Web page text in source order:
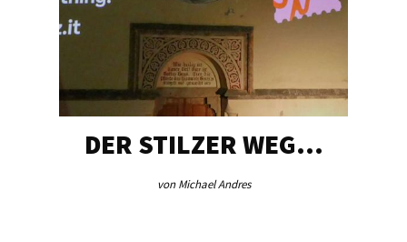
DER STILZER WEG…
von Michael Andres